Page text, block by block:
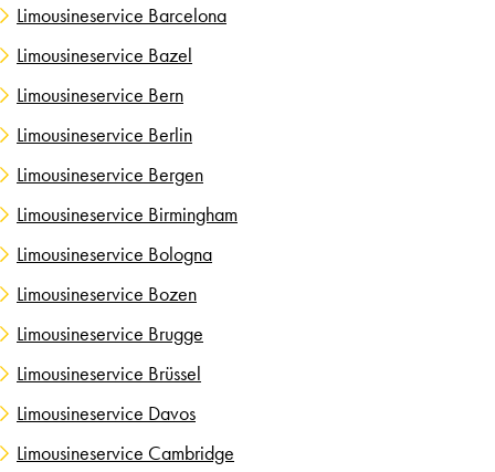
Limousineservice Barcelona
Limousineservice Bazel
Limousineservice Bern
Limousineservice Berlin
Limousineservice Bergen
Limousineservice Birmingham
Limousineservice Bologna
Limousineservice Bozen
Limousineservice Brugge
Limousineservice Brüssel
Limousineservice Davos
Limousineservice Cambridge